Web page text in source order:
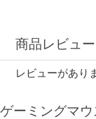
商品レビュー
レビューがあり
ゲーミングマ